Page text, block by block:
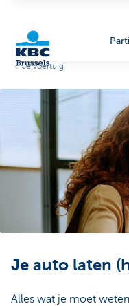
Je voertuig
Je auto laten
Alles wat je moet